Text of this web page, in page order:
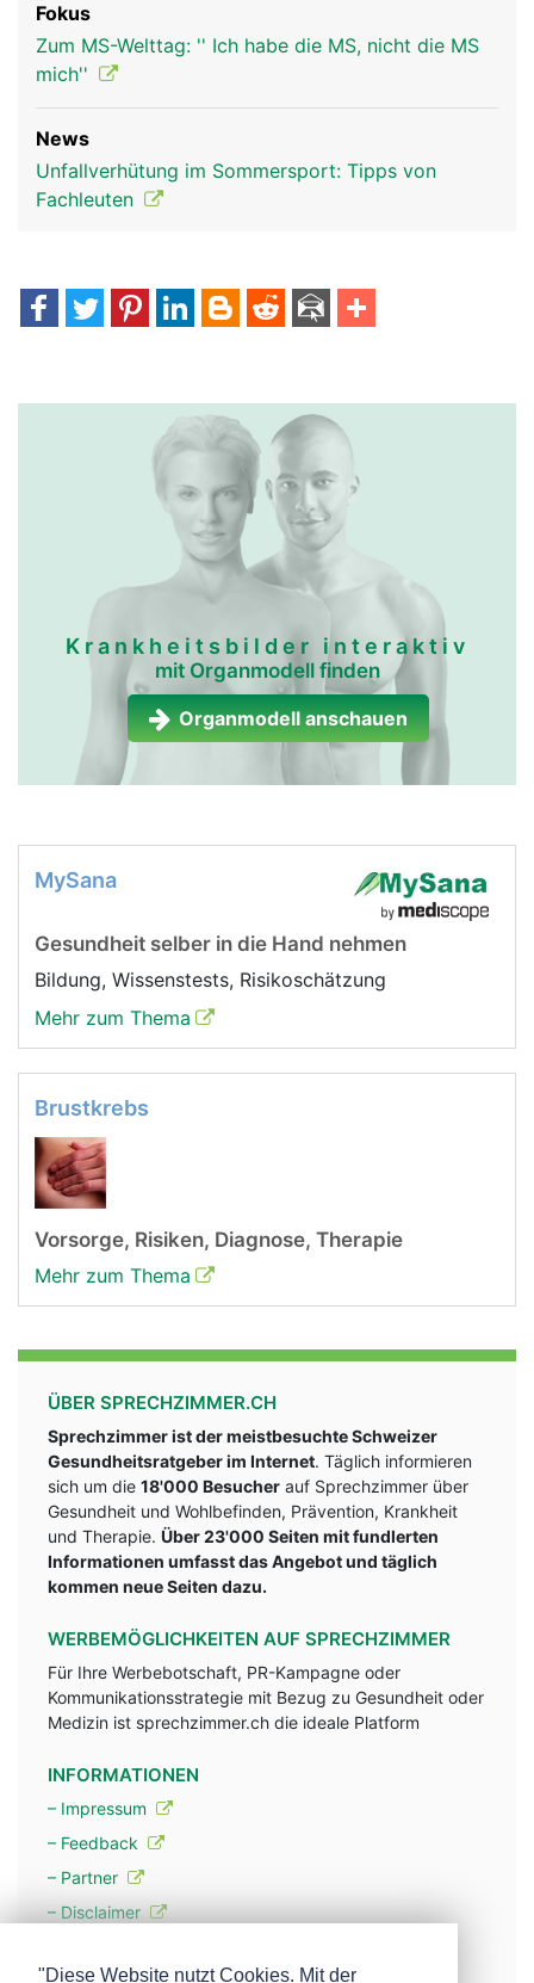
Fokus
Zum MS-Welttag: '' Ich habe die MS, nicht die MS
mich''
News
Unfallverhütung im Sommersport: Tipps von
Fachleuten
Krankheitsbilder interaktiv
mit Organmodell finden
Organmodell anschauen
MySana
Gesundheit selber in die Hand nehmen
Bildung, Wissenstests, Risikoschätzung
Mehr zum Thema
Brustkrebs
Vorsorge, Risiken, Diagnose, Therapie
Mehr zum Thema
ÜBER SPRECHZIMMER.CH
Sprechzimmer ist der meistbesuchte Schweizer
Gesundheitsratgeber im Internet. Täglich informieren
sich um die 18'000 Besucher auf Sprechzimmer über
Gesundheit und Wohlbefinden, Prävention, Krankheit
und Therapie. Über 23'000 Seiten mit fundlerten
Informationen umfasst das Angebot und täglich
kommen neue Seiten dazu.
WERBEMÖGLICHKEITEN AUF SPRECHZIMMER
Für Ihre Werbebotschaft, PR-Kampagne oder
Kommunikationsstrategie mit Bezug zu Gesundheit oder
Medizin ist sprechzimmer.ch die ideale Platform
INFORMATIONEN
– Impressum
– Feedback
– Partner
– Disclaimer
"Diese Website nutzt Cookies. Mit der